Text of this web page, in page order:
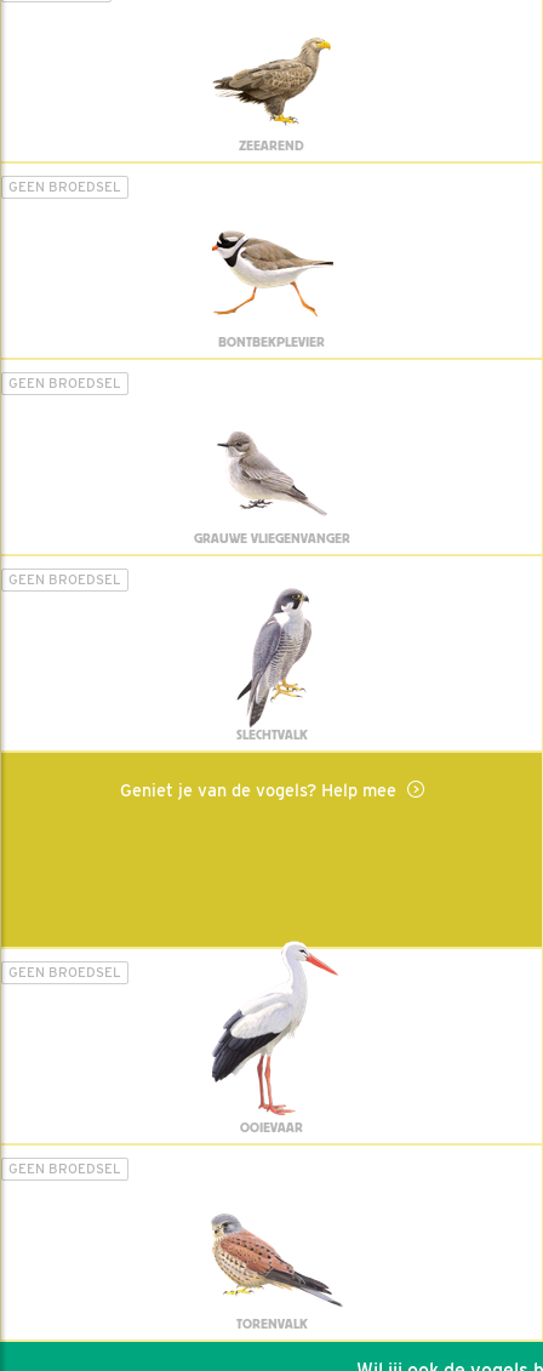
ZEEAREND
GEEN BROEDSEL
BONTBEKPLEVIER
GEEN BROEDSEL
GRAUWE VLIEGENVANGER
GEEN BROEDSEL
SLECHTVALK
Geniet je van de vogels? Help mee
GEEN BROEDSEL
OOIEVAAR
GEEN BROEDSEL
TORENVALK